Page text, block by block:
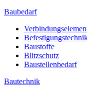
Baubedarf
Baustoffe
Blitzschutz
Baustellenbedarf
Bautechnik